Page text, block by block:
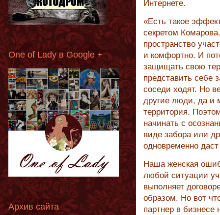
Интернете.
«Есть такое
секретом
пространство
и комфортно. И
защищать свою
представить себе
соседи ходят. Но
другие люди, да и
территория.
начинать с
виде забора или
одновременно
Наша женская
любой ситуации
выполняет
образом. Но вот
партнер в бизнесе
One of Lady в Google +
Архив сайта